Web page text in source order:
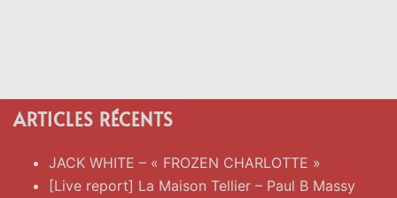
ARTICLES RÉCENTS
JACK WHITE – « FROZEN CHARLOTTE »
[Live report] La Maison Tellier – Paul B Massy